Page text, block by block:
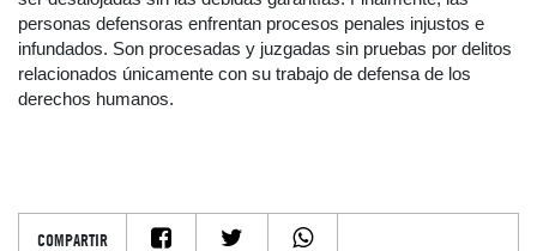
personas defensoras enfrentan procesos penales injustos e
infundados. Son procesadas y juzgadas sin pruebas por delitos
relacionados únicamente con su trabajo de defensa de los
derechos humanos.
COMPARTIR